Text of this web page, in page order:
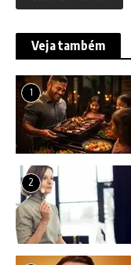
Veja também
1
2